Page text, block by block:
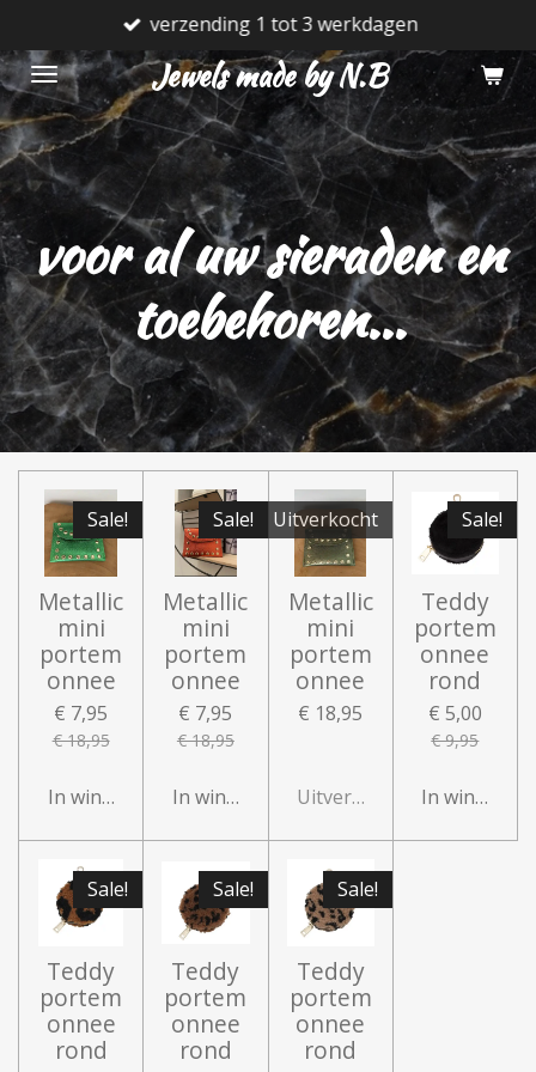
direct
naar
de
hoofdinhoud
Jewels made by N.B
verzending 1 tot 3 werkdagen
voor al uw sieraden en
toebehoren...
Sale!
Metallic
mini
portem
onnee
€ 7,95
€ 18,95
In winkelwagen
Sale!
Metallic
mini
portem
onnee
€ 7,95
€ 18,95
In winkelwagen
Uitverkocht
Metallic
mini
portem
onnee
€ 18,95
Uitverkocht
Sale!
Teddy
portem
onnee
rond
€ 5,00
€ 9,95
In
Sale!
Teddy
portem
onnee
rond
Sale!
Teddy
portem
onnee
rond
Sale!
Teddy
portem
onnee
rond